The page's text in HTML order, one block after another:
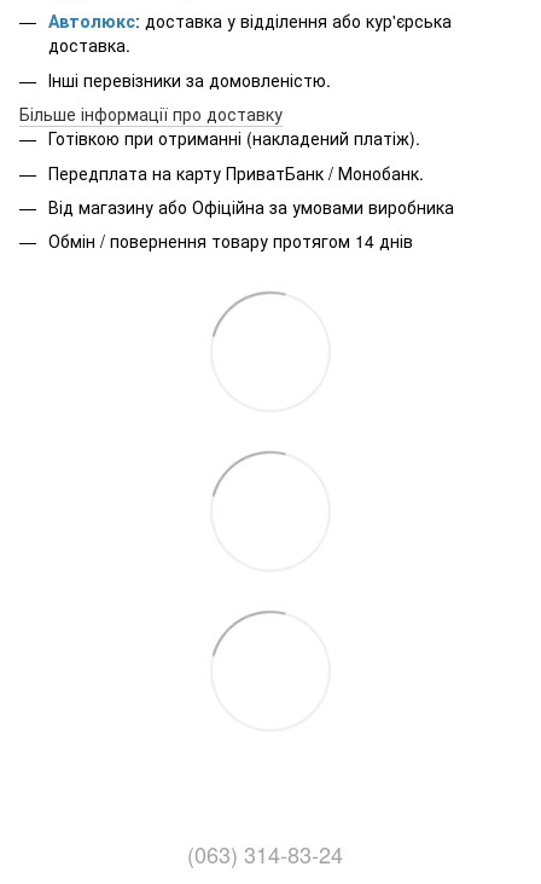
Автолюкс: доставка у відділення або кур'єрська
доставка.
Інші перевізники за домовленістю.
Більше інформації про доставку
Готівкою при отриманні (накладений платіж).
Передплата на карту ПриватБанк / Монобанк.
Від магазину або Офіційна за умовами виробника
Обмін / повернення товару протягом 14 днів
(063) 314-83-24